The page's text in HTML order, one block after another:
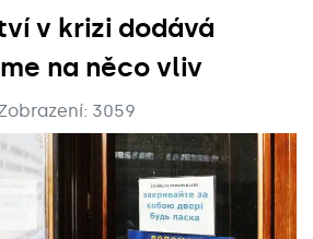
v krizi dodává
na něco vliv
3059